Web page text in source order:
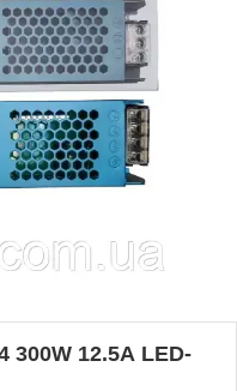
300W 12.5А LED-